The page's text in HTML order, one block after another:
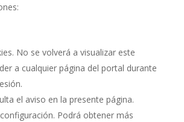
No se volverá a visualizar este
a cualquier página del portal durante
el aviso en la presente página.
Podrá obtener más